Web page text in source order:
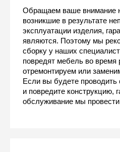
Обращаем ваше внимание
возникшие в результате
эксплуатации изделия,
являются. Поэтому мы
сборку у наших
повредят мебель во
отремонтируем или
Если вы будете проводить
и повредите конструкцию,
обслуживание мы